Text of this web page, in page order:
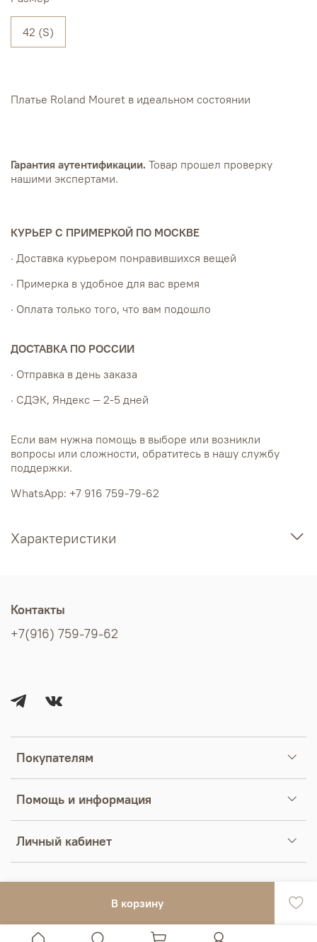
В корзину
42 (S)
Платье Roland Mouret в идеальном состоянии
Гарантия аутентификации. Товар прошел проверку
нашими экспертами.
КУРЬЕР С ПРИМЕРКОЙ ПО МОСКВЕ
· Доставка курьером понравившихся вещей
· Примерка в удобное для вас время
· Оплата только того, что вам подошло
ДОСТАВКА ПО РОССИИ
· Отправка в день заказа
· СДЭК, Яндекс — 2-5 дней
Если вам нужна помощь в выборе или возникли
вопросы или сложности, обратитесь в нашу службу
поддержки.
WhatsApp: +7 916 759-79-62
Характеристики
Покупателям
Помощь и информация
Личный кабинет
Контакты
+7(916) 759-79-62